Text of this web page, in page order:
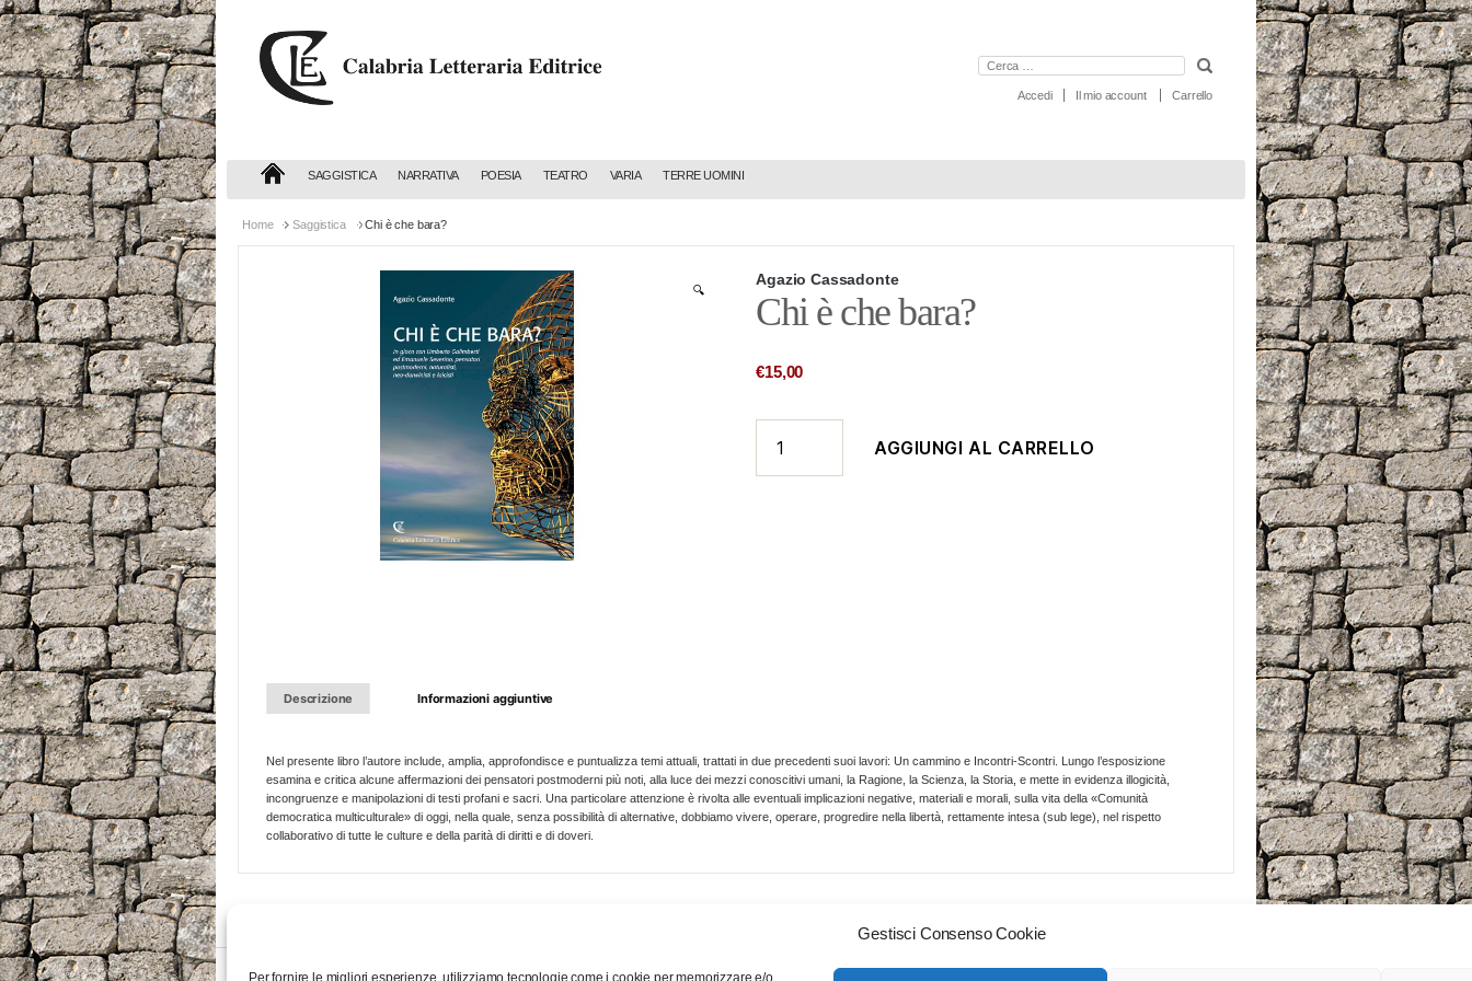
Gestisci Consenso Cookie
Per fornire le migliori esperienze, utilizziamo tecnologie come i cookie per memorizzare e/o
Cerca:
Accedi Il mio account Carrello
SAGGISTICA NARRATIVA POESIA TEATRO VARIA TERRE UOMINI
Home Saggistica Chi è che bara?
🔍
Agazio Cassadonte
Chi è che bara?
€15,00
AGGIUNGI AL CARRELLO
Descrizione Informazioni aggiuntive
Nel presente libro l’autore include, amplia, approfondisce e puntualizza temi attuali, trattati in due precedenti suoi lavori: Un cammino e Incontri-Scontri. Lungo l’esposizione
esamina e critica alcune affermazioni dei pensatori postmoderni più noti, alla luce dei mezzi conoscitivi umani, la Ragione, la Scienza, la Storia, e mette in evidenza illogicità,
incongruenze e manipolazioni di testi profani e sacri. Una particolare attenzione è rivolta alle eventuali implicazioni negative, materiali e morali, sulla vita della «Comunità
democratica multiculturale» di oggi, nella quale, senza possibilità di alternative, dobbiamo vivere, operare, progredire nella libertà, rettamente intesa (sub lege), nel rispetto
collaborativo di tutte le culture e della parità di diritti e di doveri.
Chi siamo Servizio clienti Contattaci